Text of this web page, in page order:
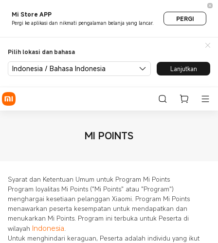
Mi Store APP
Pergi ke aplikasi dan nikmati pengalaman belanja yang lancar.
PERGI
Pilih lokasi dan bahasa
Indonesia / Bahasa Indonesia Lanjutkan
MI POINTS
Syarat dan Ketentuan Umum untuk Program Mi Points
Program loyalitas Mi Points ("Mi Points" atau "Program")
menghargai kesetiaan pelanggan Xiaomi. Program Mi Points
menawarkan peserta kesempatan untuk mendapatkan dan
menukarkan Mi Points. Program ini terbuka untuk Peserta di
wilayah Indonesia.
Untuk menghindari keraguan, Peserta adalah individu yang ikut